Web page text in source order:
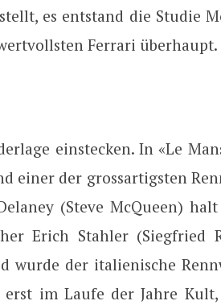
es entstand die Studie
Ferrari überhaupt.
einstecken. In «Le
einer der grossartigsten
(Steve McQueen)
Erich Stahler (Siegfried
wurde der italienische
im Laufe der Jahre